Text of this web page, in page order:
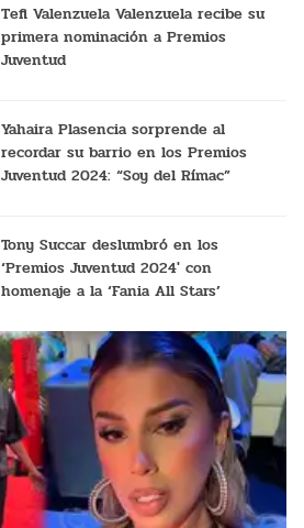
Tefi Valenzuela Valenzuela recibe su
primera nominación a Premios
Juventud
Yahaira Plasencia sorprende al
recordar su barrio en los Premios
Juventud 2024: “Soy del Rímac”
Tony Succar deslumbró en los
‘Premios Juventud 2024′ con
homenaje a la ‘Fania All Stars’